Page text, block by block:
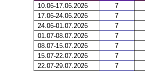
10.06-17.06.2026
7
17.06-24.06.2026
7
24.06-01.07.2026
7
01.07-08.07.2026
7
08.07-15.07.2026
7
15.07-22.07.2026
7
22.07-29.07.2026
7